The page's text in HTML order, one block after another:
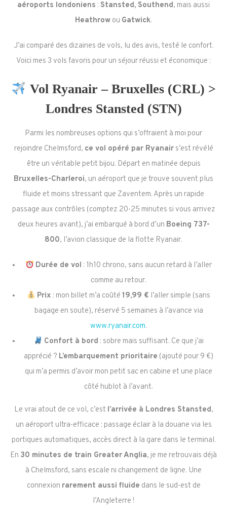
aéroports londoniens : Stansted, Southend, mais aussi
Heathrow ou Gatwick.
J’ai comparé des dizaines de vols, lu des avis, testé le confort.
Voici mes 3 vols favoris pour un séjour réussi et économique :
Vol Ryanair – Bruxelles (CRL) >
Londres Stansted (STN)
Parmi les nombreuses options qui s’offraient à moi pour
rejoindre Chelmsford, ce vol opéré par Ryanairs’est révélé
être un véritable petit bijou. Départ en matinée depuis
Bruxelles-Charleroi, un aéroport que je trouve souvent plus
fluide et moins stressant que Zaventem. Après un rapide
passage aux contrôles (comptez 20-25 minutes si vous arrivez
deux heures avant), j’ai embarqué à bord d’un Boeing 737-
800, l’avion classique de la flotte Ryanair.
Durée de vol : 1h10 chrono, sans aucun retard à l’aller
comme au retour.
Prix : mon billet m’a coûté19,99 € l’aller simple (sans
bagage en soute), réservé 5 semaines à l’avance via
www.ryanair.com.
Confort à bord : sobre mais suffisant. Ce que j’ai
apprécié ? L’embarquement prioritaire (ajouté pour 9 €)
qui m’a permis d’avoir mon petit sac en cabine et une place
côté hublot à l’avant.
Le vrai atout de ce vol, c’est l’arrivée à Londres Stansted,
un aéroport ultra-efficace : passage éclair à la douane via les
portiques automatiques, accès direct à la gare dans le terminal.
En 30 minutes de train Greater Anglia, je me retrouvais déjà
à Chelmsford, sans escale ni changement de ligne. Une
connexion rarement aussi fluide dans le sud-est de
l’Angleterre !